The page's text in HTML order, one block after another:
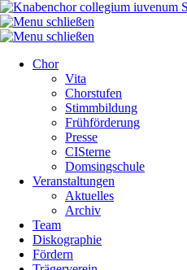
Chor
Vita
Chorstufen
Stimmbildung
Frühförderung
Presse
CISterne
Domsingschule
Veranstaltungen
Aktuelles
Archiv
Team
Diskographie
Fördern